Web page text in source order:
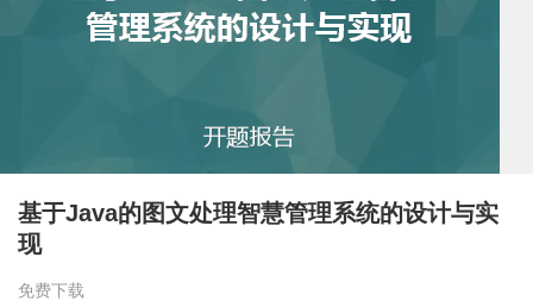
基于Java的图文处理智慧管理系统的设计与实
现
免费下载